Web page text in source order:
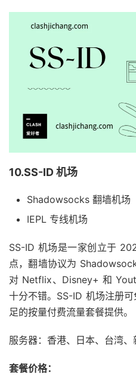
10.SS-ID 机场
Shadowsocks 翻墙机场
IEPL 专线机场
SS-ID 机场是一家创立于
点，翻墙协议为
对 Netflix、Disney+ 和
十分不错。SS-ID 机场注册
足的按量付费流量套餐提供。
服务器：香港、日本、台湾、
套餐价格：